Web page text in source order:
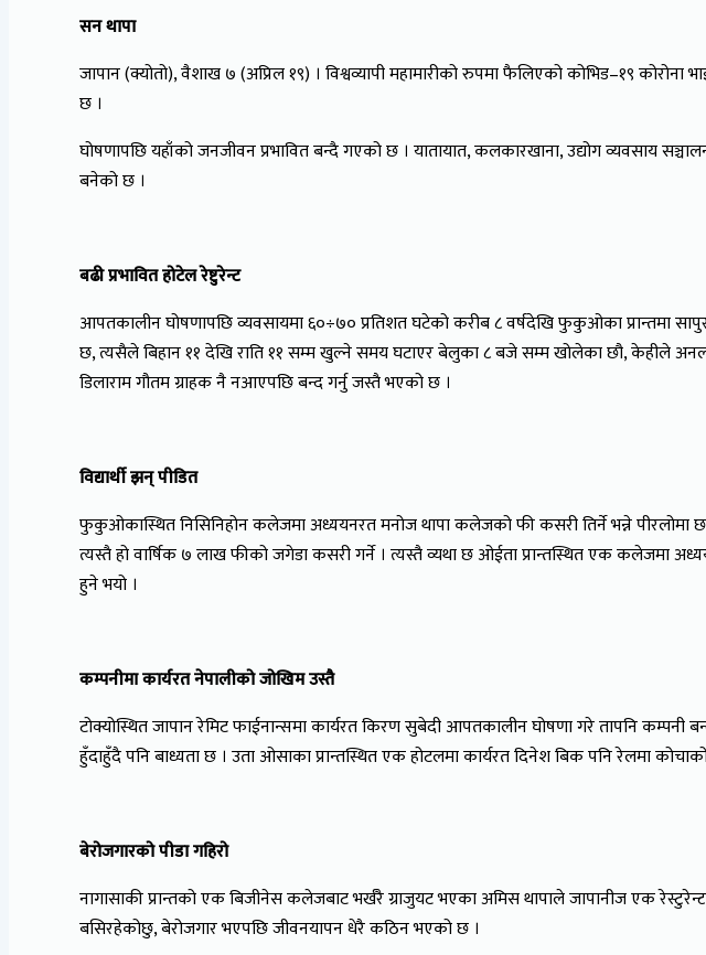
सन थापा
जापान (क्योतो), वैशाख ७ (अप्रिल १९) । विश्वव्यापी महामारीको रुपमा फैलिएको कोभिड–१९
छ ।
घोषणापछि यहाँको जनजीवन प्रभावित बन्दै गएको छ । यातायात, कलकारखाना, उद्योग व्यवसाय
बनेको छ ।
बढी प्रभावित होटेल रेष्टुरेन्ट
आपतकालीन घोषणापछि व्यवसायमा ६०÷७० प्रतिशत घटेको करीब ८ वर्षदेखि फुकुओका प्रान्तमा
छ, त्यसैले बिहान ११ देखि राति ११ सम्म खुल्ने समय घटाएर बेलुका ८ बजे सम्म खोलेका छौ, केहीले
डिलाराम गौतम ग्राहक नै नआएपछि बन्द गर्नु जस्तै भएको छ ।
विद्यार्थी झन् पीडित
फुकुओकास्थित निसिनिहोन कलेजमा अध्ययनरत मनोज थापा कलेजको फी कसरी तिर्ने भन्ने पीरलोमा
त्यस्तै हो वार्षिक ७ लाख फीको जगेडा कसरी गर्ने । त्यस्तै व्यथा छ ओईता प्रान्तस्थित एक कलेजमा
हुने भयो ।
कम्पनीमा कार्यरत नेपालीको जोखिम उस्तै
टोक्योस्थित जापान रेमिट फाईनान्समा कार्यरत किरण सुबेदी आपतकालीन घोषणा गरे तापनि
हुँदाहुँदै पनि बाध्यता छ । उता ओसाका प्रान्तस्थित एक होटलमा कार्यरत दिनेश बिक पनि रेलमा
बेरोजगारको पीडा गहिरो
नागासाकी प्रान्तको एक बिजीनेस कलेजबाट भर्खरै ग्राजुयट भएका अमिस थापाले जापानीज एक
बसिरहेकोछु, बेरोजगार भएपछि जीवनयापन धेरै कठिन भएको छ ।